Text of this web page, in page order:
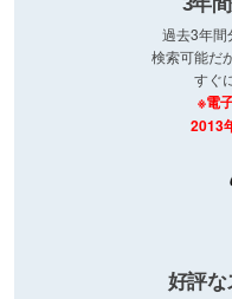
過去3年間
検索可能だ
すぐ
※電
2013
好評な